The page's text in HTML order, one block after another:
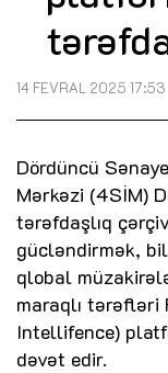
14 FEVRAL 2025 17:53
Dördüncü
Mərkəzi (4SİM)
tərəfdaşlıq
gücləndirmək,
qlobal
maraqlı tərəfləri
Intellifence)
dəvət edir.